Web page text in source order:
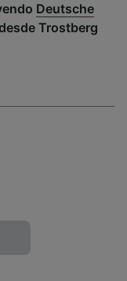
Deutsche
Trostberg